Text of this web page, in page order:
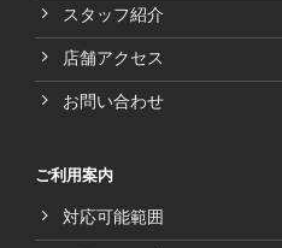
スタッフ紹介
店舗アクセス
お問い合わせ
ご利用案内
対応可能範囲